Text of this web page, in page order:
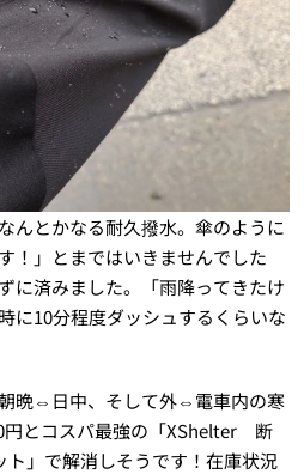
んとかなる耐久撥水。傘のように
！」とまではいきませんでした
に済みました。「雨降ってきたけ
に10分程度ダッシュするくらいな
晩⇔日中、そして外⇔電車内の寒
円とコスパ最強の「XShelter 断
」で解消しそうです！在庫状況